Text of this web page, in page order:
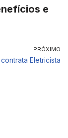
e
PRÓXIMO
Eletricista